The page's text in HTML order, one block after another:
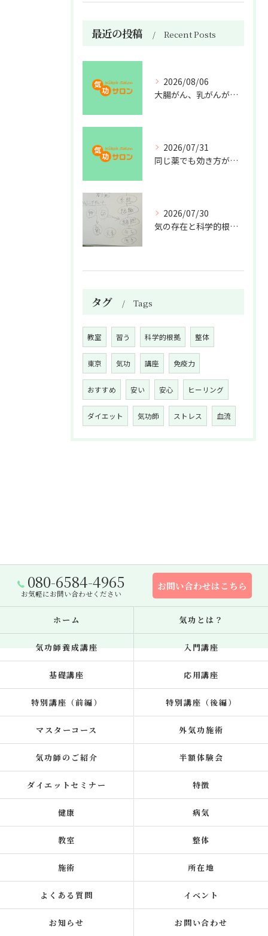
最近の投稿 Recent Posts
2026/08/06
大腸がん、乳がんが増えた理由
2026/07/31
同じ薬でも効き方が違う？
2026/07/30
気の存在と科学的根拠の授業
タグ Tags
教室 習う 科学的根拠 整体
東京 気功 講座 免疫力
おすすめ 安い 安心 ヒーリング
ダイエット 気功師 ストレス 血流
080-6584-4965
お気軽にお問い合わせください
お問い合わせはこちら
ホーム 気功とは？
気功師養成講座 入門講座
基礎講座 応用講座
特別講座（前編） 特別講座（後編）
マスターコース 外気功施術
気功師のご紹介 半額体験会
ダイエットセミナー 特徴
健康 病気
教室 整体
施術 所在地
よくある質問 イベント
お知らせ お問い合わせ